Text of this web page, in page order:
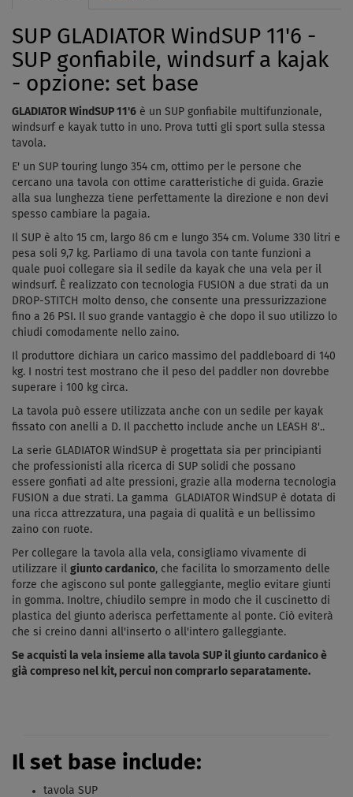
SUP GLADIATOR WindSUP 11'6 -
SUP gonfiabile, windsurf a kajak
- opzione: set base
GLADIATOR WindSUP 11'6 è un SUP gonfiabile multifunzionale,
windsurf e kayak tutto in uno. Prova tutti gli sport sulla stessa
tavola.
E' un SUP touring lungo 354 cm, ottimo per le persone che
cercano una tavola con ottime caratteristiche di guida. Grazie
alla sua lunghezza tiene perfettamente la direzione e non devi
spesso cambiare la pagaia.
Il SUP è alto 15 cm, largo 86 cm e lungo 354 cm. Volume 330 litri e
pesa soli 9,7 kg. Parliamo di una tavola con tante funzioni a
quale puoi collegare sia il sedile da kayak che una vela per il
windsurf. È realizzato con tecnologia FUSION a due strati da un
DROP-STITCH molto denso, che consente una pressurizzazione
fino a 26 PSI.
Il suo grande vantaggio è che dopo il suo utilizzo lo
chiudi comodamente nello zaino.
Il produttore dichiara un carico massimo del paddleboard di 140
kg. I nostri test mostrano che il peso del paddler non dovrebbe
superare i 100 kg circa.
La tavola può essere utilizzata anche con un sedile per kayak
fissato con anelli a D. Il pacchetto include anche un LEASH 8'..
La serie GLADIATOR WindSUP è progettata sia per principianti
che professionisti alla ricerca di SUP solidi che possano
essere gonfiati ad alte pressioni, grazie alla moderna tecnologia
FUSION a due strati. La gamma GLADIATOR WindSUP è dotata di
una ricca attrezzatura, una pagaia di qualità e un bellissimo
zaino con ruote.
Per collegare la tavola alla vela, consigliamo vivamente di
utilizzare il giunto cardanico, che facilita lo smorzamento delle
forze che agiscono sul ponte galleggiante, meglio evitare giunti
in gomma. Inoltre, chiudilo sempre in modo che il cuscinetto di
plastica del giunto aderisca perfettamente al ponte. Ciò eviterà
che si creino danni all'inserto o all'intero galleggiante.
Se acquisti la vela insieme alla tavola SUP il giunto cardanico è
già compreso nel kit, percui non comprarlo separatamente.
Il set base include:
tavola SUP